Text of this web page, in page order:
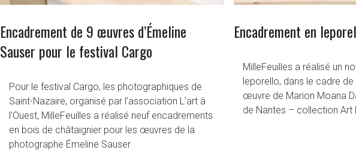
Encadrement de 9 œuvres d’Émeline
Sauser pour le festival Cargo
Pour le festival Cargo, les photographiques de
Saint-Nazaire, organisé par l’association L’art à
l’Ouest, MilleFeuilles a réalisé neuf encadrements
en bois de châtaignier pour les œuvres de la
photographe Émeline Sauser
Encadrement en
MilleFeuilles a réalisé un
leporello, dans le cadre de
œuvre de Marion Moana
de Nantes – collection Art